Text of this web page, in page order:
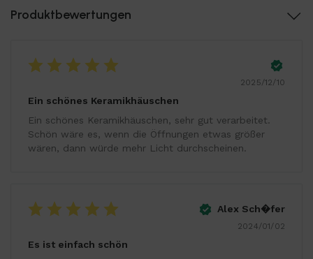
Produktbewertungen
2025/12/10
Ein schönes Keramikhäuschen
Ein schönes Keramikhäuschen, sehr gut verarbeitet.
Schön wäre es, wenn die Öffnungen etwas größer
wären, dann würde mehr Licht durchscheinen.
Alex Sch�fer
2024/01/02
Es ist einfach schön